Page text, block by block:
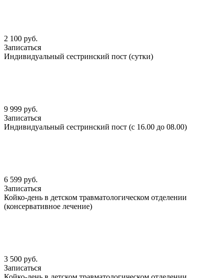
2 100 руб.
Записаться
Индивидуальный сестринский пост (сутки)
9 999 руб.
Записаться
Индивидуальный сестринский пост (с 16.00 до 08.00)
6 599 руб.
Записаться
Койко-день в детском травматологическом отделении
(консервативное лечение)
3 500 руб.
Записаться